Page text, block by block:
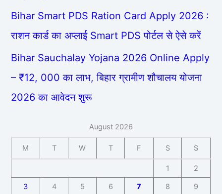
Bihar Smart PDS Ration Card Apply 2026 :
राशन कार्ड का अप्लाई Smart PDS पोर्टल से ऐसे करें
Bihar Sauchalay Yojana 2026 Online Apply
– ₹12, 000 का लाभ, बिहार ग्रामीण शौचालय योजना
2026 का आवेदन शुरू
August 2026
M T W T F S S
1 2
3 4 5 6 7 8 9